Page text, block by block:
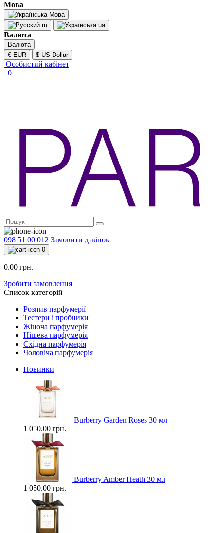
Мова
Мова
ru
ua
Валюта
Валюта
€ EUR
$ US Dollar
Особистий кабінет
0
098 51 00 012 Замовити дзвінок
0
0.00 грн.
Зробити замовлення
Список категорій
Розпив парфумерії
Тестери і пробники
Жіноча парфумерія
Нішева парфумерія
Східна парфумерія
Чоловіча парфумерія
Новинки
Burberry Garden Roses 30 мл
1 050.00 грн.
Burberry Amber Heath 30 мл
1 050.00 грн.